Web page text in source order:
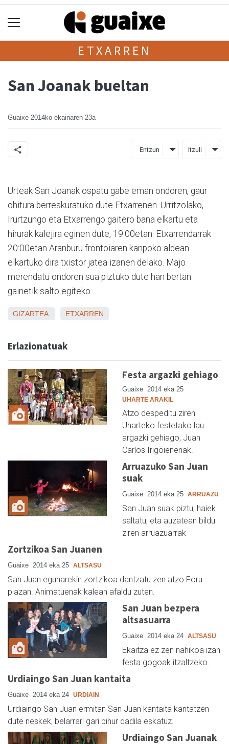
ETXARREN
San Joanak bueltan
Guaixe 2014ko ekainaren 23a
Entzun Itzuli
Urteak San Joanak ospatu gabe eman ondoren, gaur
ohitura berreskuratuko dute Etxarrenen. Urritzolako,
Irurtzungo eta Etxarrengo gaitero bana elkartu eta
hirurak kalejira eginen dute, 19:00etan. Etxarrendarrak
20:00etan Aranburu frontoiaren kanpoko aldean
elkartuko dira txistor jatea izanen delako. Majo
merendatu ondoren sua piztuko dute han bertan
gainetik salto egiteko.
GIZARTEA ETXARREN
Erlazionatuak
Festa argazki gehiago
Guaixe 2014 eka 25
UHARTE ARAKIL
Atzo despeditu ziren
Uharteko festetako lau
argazki gehiago, Juan
Carlos Irigoienenak.
Arruazuko San Juan
suak
Guaixe 2014 eka 25 ARRUAZU
San Juan suak piztu, haiek
saltatu, eta auzatean bildu
ziren arruazuarrak
Zortzikoa San Juanen
Guaixe 2014 eka 25 ALTSASU
San Juan egunarekin zortzikoa dantzatu zen atzo Foru
plazan. Animatuenak kalean afaldu zuten.
San Juan bezpera
altsasuarra
Guaixe 2014 eka 24 ALTSASU
Ekaitza ez zen nahikoa izan
festa gogoak itzaltzeko.
Urdiaingo San Juan kantaita
Guaixe 2014 eka 24 URDIAIN
Urdiaingo San Juan ermitan San Juan kantaita kantatzen
dute neskek, belarrari gari bihur dadila eskatuz.
Urdiaingo San Juanak